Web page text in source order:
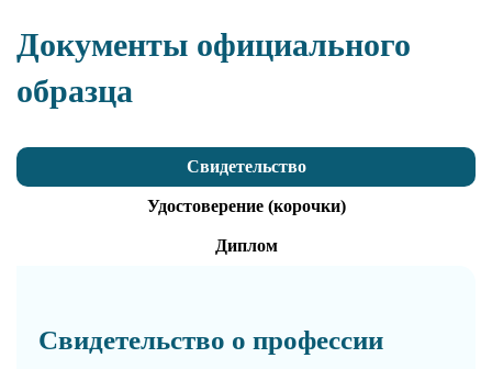
Документы официального
образца
Свидетельство
Удостоверение (корочки)
Диплом
Свидетельство о профессии